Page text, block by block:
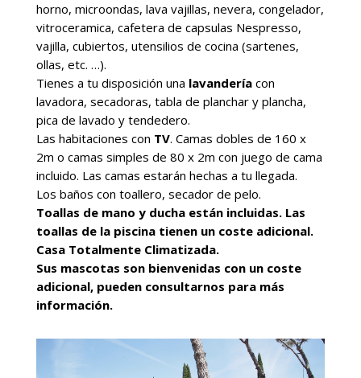
horno, microondas, lava vajillas, nevera, congelador,
vitroceramica, cafetera de capsulas Nespresso,
vajilla, cubiertos, utensilios de cocina (sartenes,
ollas, etc. …).
Tienes a tu disposición una lavanderíacon
lavadora, secadoras, tabla de planchar y plancha,
pica de lavado y tendedero.
Las habitaciones con TV. Camas dobles de 160 x
2m o camas simples de 80 x 2m con juego de cama
incluido. Las camas estarán hechas a tu llegada.
Los baños con toallero, secador de pelo.
Toallas de mano y ducha están incluidas. Las
toallas de la piscina tienen un coste adicional.
Casa Totalmente Climatizada.
Sus mascotas son bienvenidas con un coste
adicional, pueden consultarnos para más
información.